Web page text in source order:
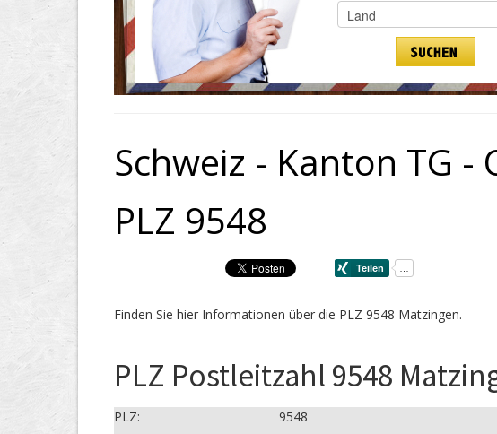
Schweiz - Kanton TG -
PLZ 9548
Finden Sie hier Informationen über die PLZ 9548 Matzingen.
PLZ Postleitzahl 9548
PLZ:
9548